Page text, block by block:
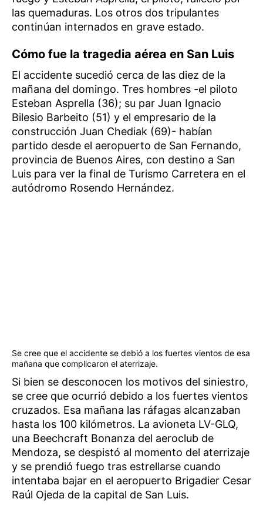
las quemaduras. Los otros dos tripulantes
continúan internados en grave estado.
Cómo fue la tragedia aérea en San Luis
El accidente sucedió cerca de las diez de la
mañana del domingo. Tres hombres -el piloto
Esteban Asprella (36); su par Juan Ignacio
Bilesio Barbeito (51) y el empresario de la
construcción Juan Chediak (69)- habían
partido desde el aeropuerto de San Fernando,
provincia de Buenos Aires, con destino a San
Luis para ver la final de Turismo Carretera en el
autódromo Rosendo Hernández.
Se cree que el accidente se debió a los fuertes vientos de esa
mañana que complicaron el aterrizaje.
Si bien se desconocen los motivos del siniestro,
se cree que ocurrió debido a los fuertes vientos
cruzados. Esa mañana las ráfagas alcanzaban
hasta los 100 kilómetros. La avioneta LV-GLQ,
una Beechcraft Bonanza del aeroclub de
Mendoza, se despistó al momento del aterrizaje
y se prendió fuego tras estrellarse cuando
intentaba bajar en el aeropuerto Brigadier Cesar
Raúl Ojeda de la capital de San Luis.